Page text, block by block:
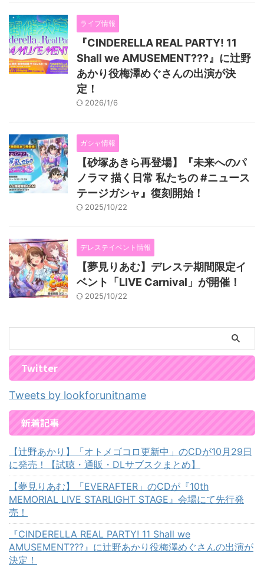
ライブ情報
『CINDERELLA REAL PARTY! 11
Shall we AMUSEMENT???』に辻野
あかり役梅澤めぐさんの出演が決
定！
2026/1/6
ガシャ情報
【砂塚あきら再登場】『未来へのパ
ノラマ 描く日常 私たちの #ニュース
テージガシャ』復刻開始！
2025/10/22
デレステイベント情報
【夢見りあむ】デレステ期間限定イ
ベント「LIVE Carnival」が開催！
2025/10/22
Twitter
Tweets by lookforunitname
新着記事
【辻野あかり】「オトメゴコロ更新中」のCDが10月29日
に発売！【試聴・通販・DLサブスクまとめ】
【夢見りあむ】「EVERAFTER」のCDが『10th
MEMORIAL LIVE STARLIGHT STAGE』会場にて先行発
売！
『CINDERELLA REAL PARTY! 11 Shall we
AMUSEMENT???』に辻野あかり役梅澤めぐさんの出演が
決定！